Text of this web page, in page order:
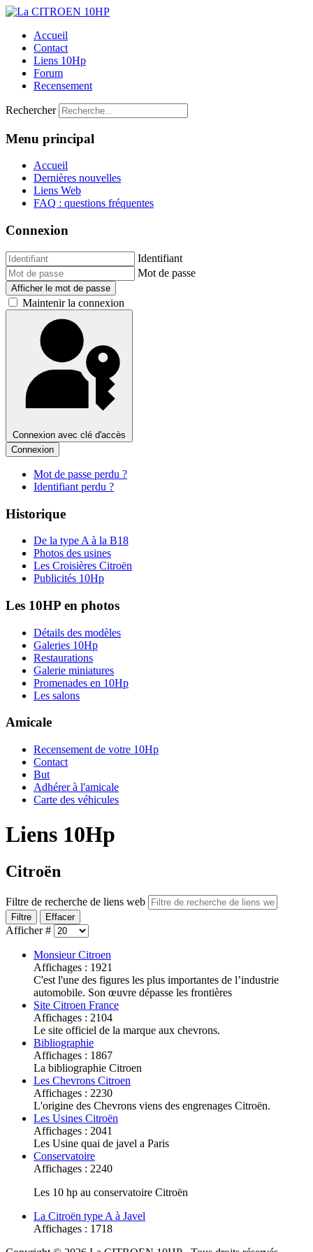
Accueil
Contact
Liens 10Hp
Forum
Recensement
Rechercher
Menu principal
Accueil
Dernières nouvelles
Liens Web
FAQ : questions fréquentes
Connexion
Identifiant
Mot de passe
Afficher le mot de passe
Maintenir la connexion
Connexion avec clé d'accès
Connexion
Mot de passe perdu ?
Identifiant perdu ?
Historique
De la type A à la B18
Photos des usines
Les Croisières Citroën
Publicités 10Hp
Les 10HP en photos
Détails des modèles
Galeries 10Hp
Restaurations
Galerie miniatures
Promenades en 10Hp
Les salons
Amicale
Recensement de votre 10Hp
Contact
But
Adhérer à l'amicale
Carte des véhicules
Liens 10Hp
Citroën
Filtre de recherche de liens web
Filtre Effacer
Afficher #
Monsieur Citroen
Affichages : 1921
C'est l'une des figures les plus importantes de l’industrie
automobile. Son œuvre dépasse les frontières
Site Citroen France
Affichages : 2104
Le site officiel de la marque aux chevrons.
Bibliographie
Affichages : 1867
La bibliographie Citroen
Les Chevrons Citroen
Affichages : 2230
L'origine des Chevrons viens des engrenages Citroën.
Les Usines Citroën
Affichages : 2041
Les Usine quai de javel a Paris
Conservatoire
Affichages : 2240
Les 10 hp au conservatoire Citroën
La Citroën type A à Javel
Affichages : 1718